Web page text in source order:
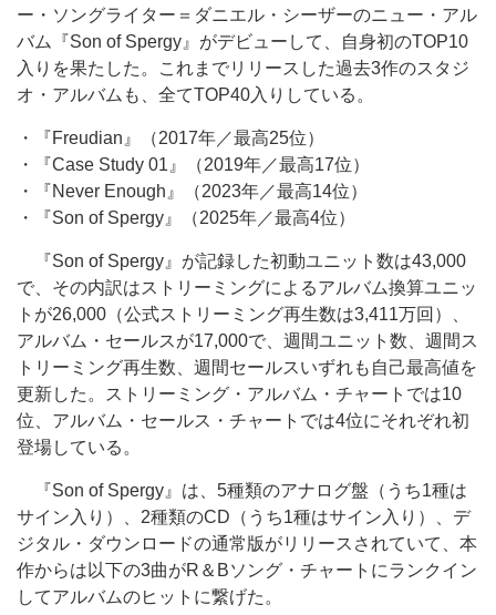
ー・ソングライター＝ダニエル・シーザーのニュー・アル
バム『Son of Spergy』がデビューして、自身初のTOP10
入りを果たした。これまでリリースした過去3作のスタジ
オ・アルバムも、全てTOP40入りしている。
・『Freudian』（2017年／最高25位）
・『Case Study 01』（2019年／最高17位）
・『Never Enough』（2023年／最高14位）
・『Son of Spergy』（2025年／最高4位）
『Son of Spergy』が記録した初動ユニット数は43,000
で、その内訳はストリーミングによるアルバム換算ユニッ
トが26,000（公式ストリーミング再生数は3,411万回）、
アルバム・セールスが17,000で、週間ユニット数、週間ス
トリーミング再生数、週間セールスいずれも自己最高値を
更新した。ストリーミング・アルバム・チャートでは10
位、アルバム・セールス・チャートでは4位にそれぞれ初
登場している。
『Son of Spergy』は、5種類のアナログ盤（うち1種は
サイン入り）、2種類のCD（うち1種はサイン入り）、デ
ジタル・ダウンロードの通常版がリリースされていて、本
作からは以下の3曲がR＆Bソング・チャートにランクイン
してアルバムのヒットに繋げた。